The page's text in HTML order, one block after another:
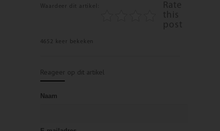
Waardeer dit artikel:
Rate
this
post
4652 keer bekeken
Reageer op dit artikel
Naam